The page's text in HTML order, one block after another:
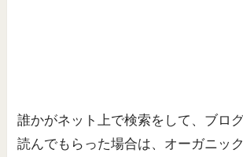
誰かがネット上で検索をして、ブロ
読んでもらった場合は、オーガニッ